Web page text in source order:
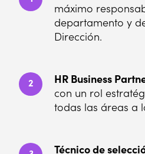
máximo
departamento y
Dirección.
2 HR Business
con un rol
todas las áreas a
Técnico de